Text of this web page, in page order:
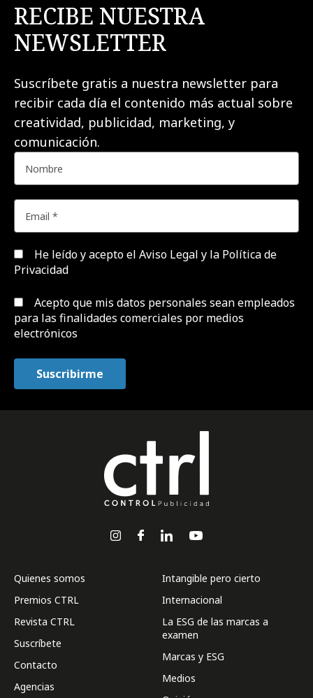
RECIBE NUESTRA
NEWSLETTER
Suscríbete gratis a nuestra newsletter para
recibir cada día el contenido más actual sobre
creatividad, publicidad, marketing, y
comunicación.
He leído y acepto el Aviso Legal y la Política de
Privacidad
Acepto que mis datos personales sean empleados
para las finalidades comerciales por medios
electrónicos
Quienes somos
Premios CTRL
Revista CTRL
Suscríbete
Contacto
Agencias
Intangible pero cierto
Internacional
La ESG de las marcas a
examen
Marcas y ESG
Medios